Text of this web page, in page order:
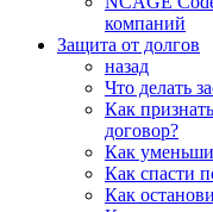
компаний
Защита от долгов
назад
Что делать
Как
договор?
Как
Как спасти
Как